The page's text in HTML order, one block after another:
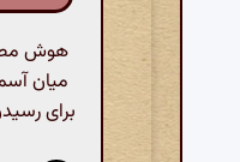
میان
برای